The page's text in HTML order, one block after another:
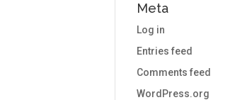
Meta
Log in
Entries feed
Comments feed
WordPress.org